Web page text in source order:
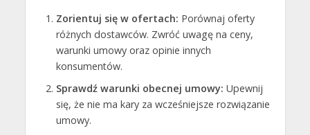
Zorientuj się w ofertach: Porównaj oferty
różnych dostawców. Zwróć uwagę na ceny,
warunki umowy oraz opinie innych
konsumentów.
Sprawdź warunki obecnej umowy: Upewnij
się, że nie ma kary za wcześniejsze rozwiązanie
umowy.